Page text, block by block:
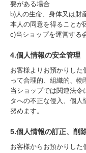
要がある場合
b)人の生命、身体又は財
本人の同意を得ることが
c)当ショップを運営する
4.個人情報の安全管理
お客様よりお預かりした
って合理的、組織的、物
当ショップでは関連法令
タへの不正な侵入、個人
努めます。
5.個人情報の訂正、削
お客様からお預かりした